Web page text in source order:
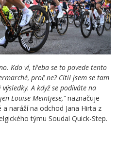
Kdo ví, třeba se to povede tento
proč ne? Cítil jsem se tam
A když se podíváte na
Louise Meintjese,"naznačuje
naráží na odchod Jana Hirta z
týmu Soudal Quick-Step.